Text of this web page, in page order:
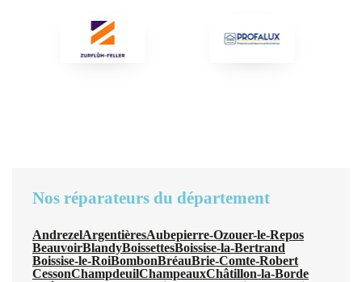
Nos réparateurs du département
AndrezelArgentièresAubepierre-Ozouer-le-Repos
BeauvoirBlandyBoissettesBoissise-la-Bertrand
Boissise-le-RoiBombonBréauBrie-Comte-Robert
CessonChampdeuilChampeauxChâtillon-la-Borde